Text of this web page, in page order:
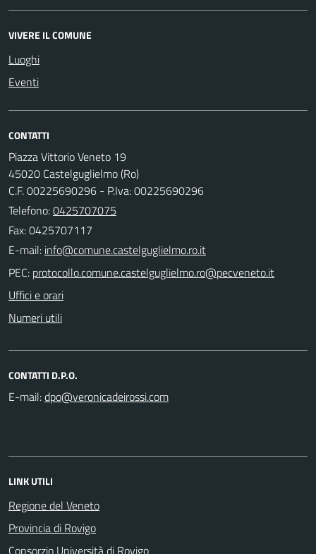
VIVERE IL COMUNE
Luoghi
Eventi
CONTATTI
Piazza Vittorio Veneto 19
45020 Castelguglielmo (Ro)
C.F. 00225690296 - P.Iva: 00225690296
Telefono:0425707075
Fax: 0425707117
E-mail:
PEC:
Uffici e orari
Numeri utili
CONTATTI D.P.O.
E-mail:
LINK UTILI
Regione del Veneto
Provincia di Rovigo
Consorzio Università di Rovigo